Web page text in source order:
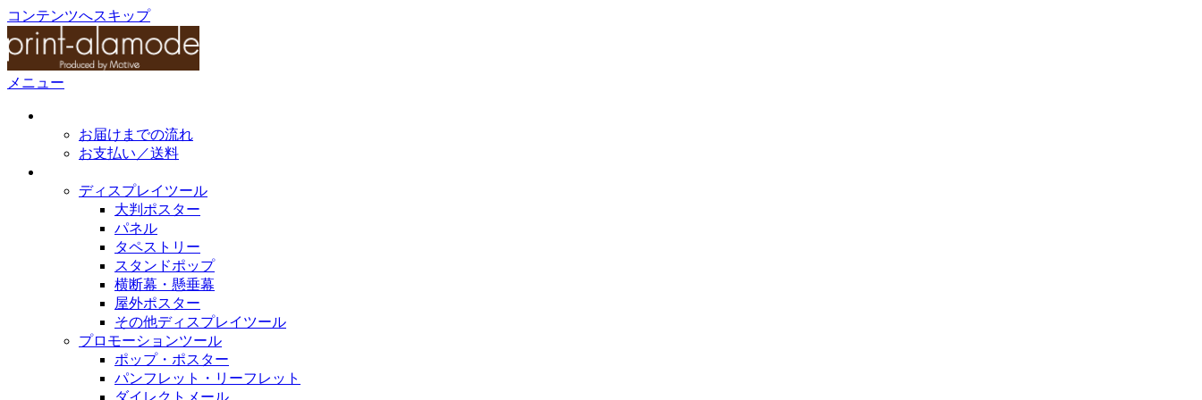
コンテンツへスキップ
メニュー
お届けまでの流れ
お支払い／送料
ディスプレイツール
大判ポスター
パネル
タペストリー
スタンドポップ
横断幕・懸垂幕
屋外ポスター
その他ディスプレイツール
プロモーションツール
ポップ・ポスター
パンフレット・リーフレット
ダイレクトメール